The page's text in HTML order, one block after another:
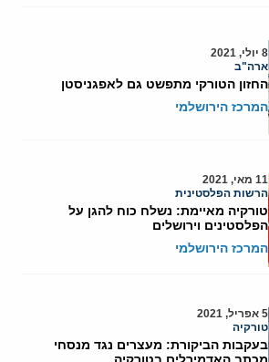
8 יולי, 2021
ארה"ב
החזון הטורקי מתפשט גם לאפגניסטן
המרכז הירושלמי
11 מאי, 2021
הרשות הפלסטינית
טורקיה מאיימת: נשלח כוח להגן על
הפלסטינים וירושלים
המרכז הירושלמי
5 אפריל, 2021
טורקיה
בעקבות הביקורת: מעצרים נגד מנסחי
מכתב האדמירלים בטורקיה